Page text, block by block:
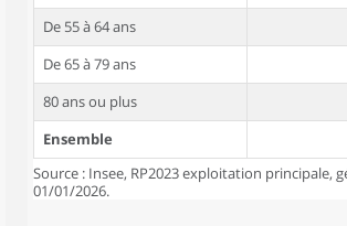
De 55 à 64 ans
De 65 à 79 ans
80 ans ou plus
Ensemble
Source : Insee, RP2023 exploitation principale,
01/01/2026.